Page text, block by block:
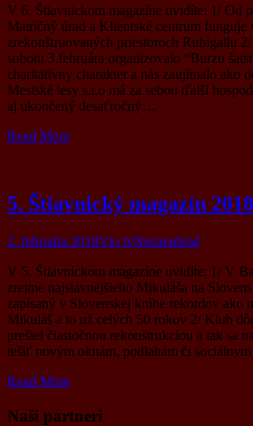
V 6. Štiavnickom magazíne uvidíte: 1/ Od
Matričný úrad a Klientské centrum funguje
zrekonštruovaných priestoroch Rubigallu
sobotu 3.februára organizovalo “Burzu
charitatívny charakter a nás zaujímalo ako
Mestské lesy s.r.o má za sebou ďalší
aj ukončený desaťročný…
Read More
5. Štiavnický magazín 2018
2. februára 2018Vio tvNezaradené
V 5. Štiavnickom magazíne uvidíte: 1/ V
zrejme najslávnejšieho Mikuláša na
zapísaný v Slovenskej knihe rekordov ako
Mikuláš a to už celých 50 rokov 2/ Klub
prešiel čiastočnou rekonštrukciou a tak sa
tešiť novým oknám, podlahám či
Read More
Naši partneri